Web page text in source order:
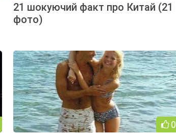
21 шокуючий факт про Китай (21
фото)
0